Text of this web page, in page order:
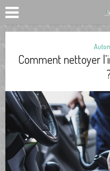
Comment nettoyer